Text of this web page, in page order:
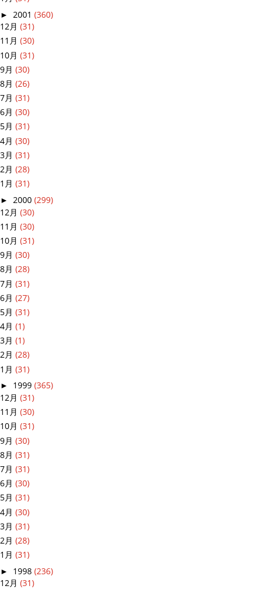
► 2001 (360)
12月 (31)
11月 (30)
10月 (31)
9月 (30)
8月 (26)
7月 (31)
6月 (30)
5月 (31)
4月 (30)
3月 (31)
2月 (28)
1月 (31)
► 2000 (299)
12月 (30)
11月 (30)
10月 (31)
9月 (30)
8月 (28)
7月 (31)
6月 (27)
5月 (31)
4月 (1)
3月 (1)
2月 (28)
1月 (31)
► 1999 (365)
12月 (31)
11月 (30)
10月 (31)
9月 (30)
8月 (31)
7月 (31)
6月 (30)
5月 (31)
4月 (30)
3月 (31)
2月 (28)
1月 (31)
► 1998 (236)
12月 (31)